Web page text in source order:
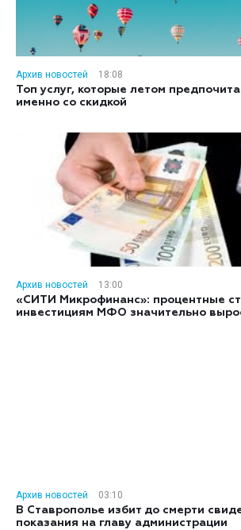
Архив новостей
18:08
Топ услуг, которые летом
именно со скидкой
Архив новостей
13:00
«СИТИ Микрофинанс»: процентные
инвестициям МФО значительно
Архив новостей
03:10
В Ставрополье избит до смерти
показания на главу администрации